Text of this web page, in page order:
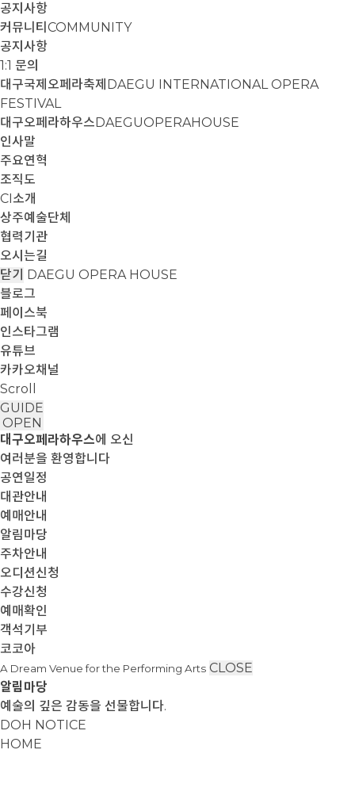
공지사항
커뮤니티 COMMUNITY
공지사항
1:1 문의
대구국제오페라축제 DAEGU INTERNATIONAL OPERA
FESTIVAL
대구오페라하우스DAEGUOPERAHOUSE
인사말
주요연혁
조직도
CI소개
상주예술단체
협력기관
오시는길
닫기 DAEGU OPERA HOUSE
블로그
페이스북
인스타그램
유튜브
카카오채널
Scroll
GUIDE
OPEN
대구오페라하우스에 오신
여러분을 환영합니다
공연일정
대관안내
예매안내
알림마당
주차안내
오디션신청
수강신청
예매확인
객석기부
코코아
A Dream Venue for the Performing Arts CLOSE
알림마당
예술의 깊은 감동을 선물합니다.
DOH NOTICE
HOME